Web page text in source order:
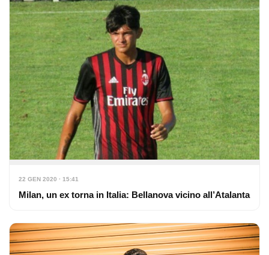
22 GEN 2020 · 15:41
Milan, un ex torna in Italia: Bellanova vicino all’Atalanta